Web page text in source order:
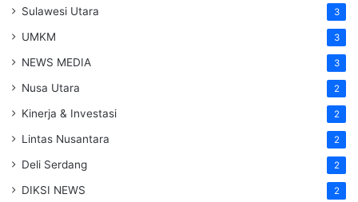
Sulawesi Utara 3
UMKM 3
NEWS MEDIA 3
Nusa Utara 2
Kinerja & Investasi 2
Lintas Nusantara 2
Deli Serdang 2
DIKSI NEWS 2